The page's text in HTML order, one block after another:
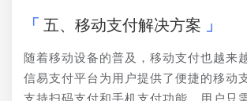
五、移动支付解决方案
随着移动设备的普及，移动支付也越来
信易支付平台为用户提供了便捷的移动
支持扫码支付和手机支付功能。用户只